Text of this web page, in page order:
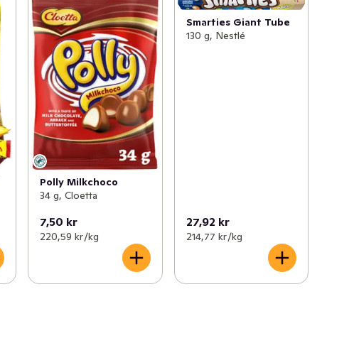
Polly Milkchoco
34 g, Cloetta
7,50 kr
220,59 kr /kg
Smarties Giant Tube
130 g, Nestlé
27,92 kr
214,77 kr /kg